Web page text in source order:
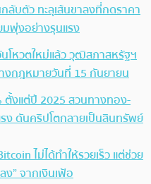
บตัว ทะลุเส้นขาลงที่กดราคา
มพุ่งอย่างรุนแรง
นโหวตใหม่แล้ว วุฒิสภาสหรัฐฯ
งกฎหมายวันที่ 15 กันยายน
ตั้งแต่ปี 2025 สวนทางทอง-
ง ดันคริปโตกลายเป็นสินทรัพย์
ไม่ได้ทำให้รวยเร็ว แต่ช่วย
” จากเงินเฟ้อ